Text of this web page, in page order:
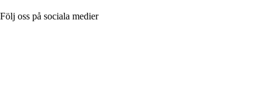
Följ oss på sociala medier